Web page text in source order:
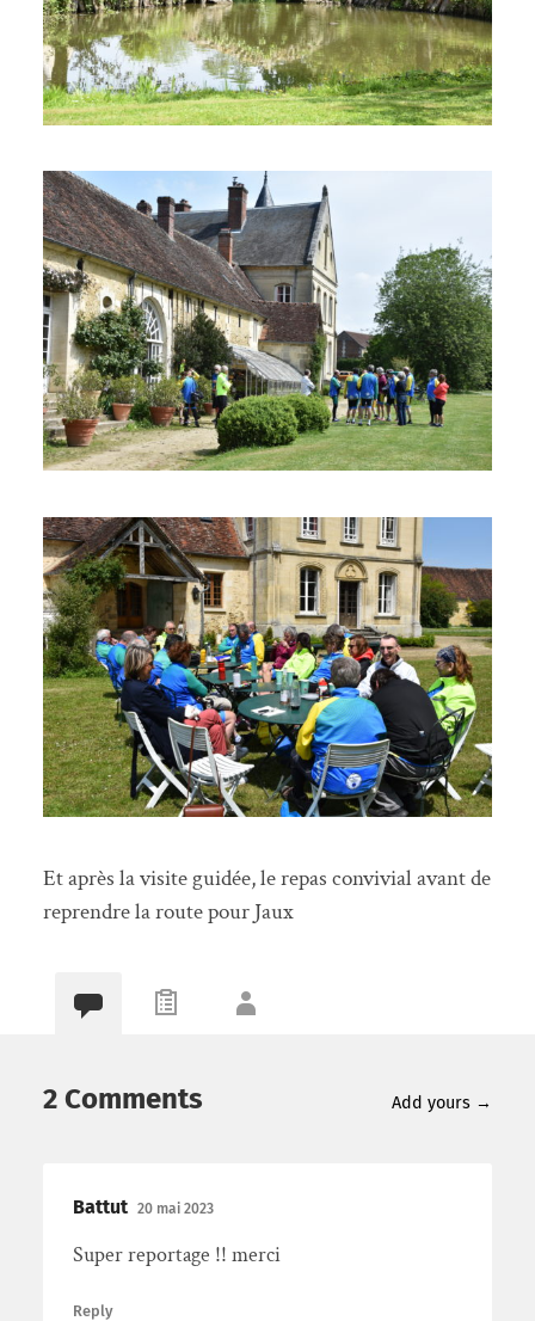
Et après la visite guidée, le repas convivial avant de
reprendre la route pour Jaux
2 Comments Add yours →
Battut 20 mai 2023
Super reportage !! merci
Reply